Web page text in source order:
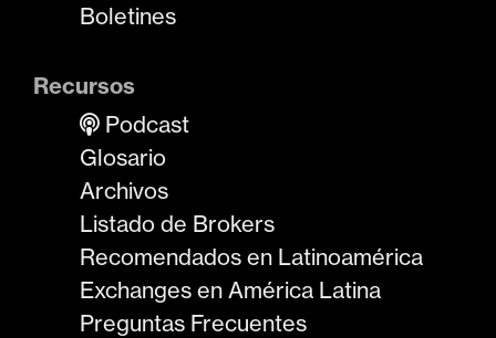
Boletines
Recursos
Podcast
Glosario
Archivos
Listado de Brokers
Recomendados en Latinoamérica
Exchanges en América Latina
Preguntas Frecuentes